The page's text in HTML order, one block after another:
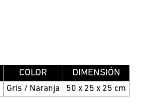
COLOR DIMENSIÓN
Gris / Naranja 50 x 25 x 25 cm